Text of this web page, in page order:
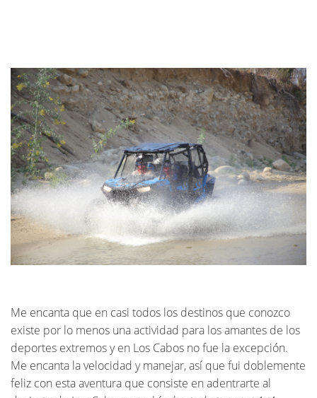
Me encanta que en casi todos los destinos que conozco
existe por lo menos una actividad para los amantes de los
deportes extremos y en Los Cabos no fue la excepción.
Me encanta la velocidad y manejar, así que fui doblemente
feliz con esta aventura que consiste en adentrarte al